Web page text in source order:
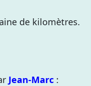
de kilomètres.
Jean-Marc :